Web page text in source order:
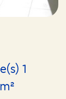
chambre(s) 38.87 m²